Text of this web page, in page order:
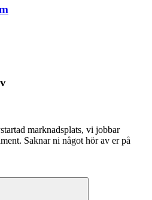
marknadsplats, vi jobbar
Saknar ni något hör av er på